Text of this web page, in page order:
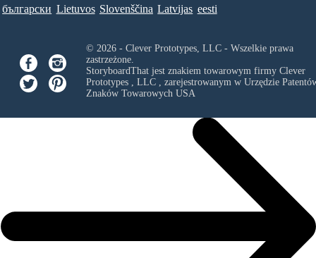
български Lietuvos Slovenščina Latvijas eesti
© 2026 - Clever Prototypes, LLC - Wszelkie prawa
zastrzeżone.
StoryboardThat jest znakiem towarowym firmy Clever
Prototypes , LLC, zarejestrowanym w Urzędzie
Znaków Towarowych USA